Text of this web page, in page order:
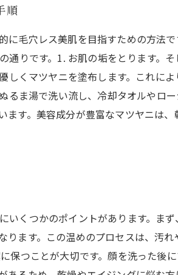
順
毛穴レス美肌を目指すための方法
通りです。1. お肌の垢をとります。
くマツヤニを塗布します。これに
るま湯で洗い流し、冷却タオルやロ
す。美容成分が豊富なマツヤニは
くつかのポイントがあります。ま
ります。この温めのプロセスは、汚
保つことが大切です。顔を洗った後